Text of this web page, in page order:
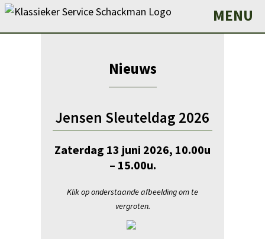
MENU
Nieuws
Jensen Sleuteldag 2026
Zaterdag 13 juni 2026, 10.00u
– 15.00u.
Klik op onderstaande afbeelding om te
vergroten.